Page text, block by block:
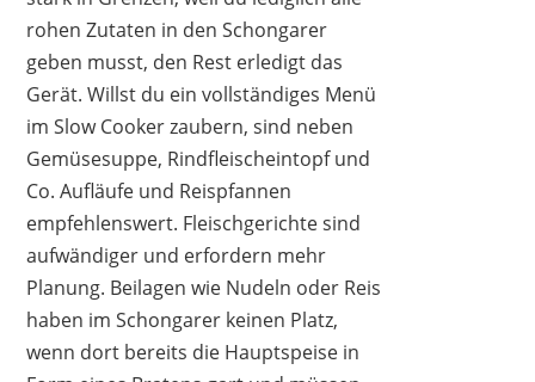
rohen Zutaten in den Schongarer
geben musst, den Rest erledigt das
Gerät. Willst du ein vollständiges Menü
im Slow Cooker zaubern, sind neben
Gemüsesuppe, Rindfleischeintopf und
Co. Aufläufe und Reispfannen
empfehlenswert. Fleischgerichte sind
aufwändiger und erfordern mehr
Planung. Beilagen wie Nudeln oder Reis
haben im Schongarer keinen Platz,
wenn dort bereits die Hauptspeise in